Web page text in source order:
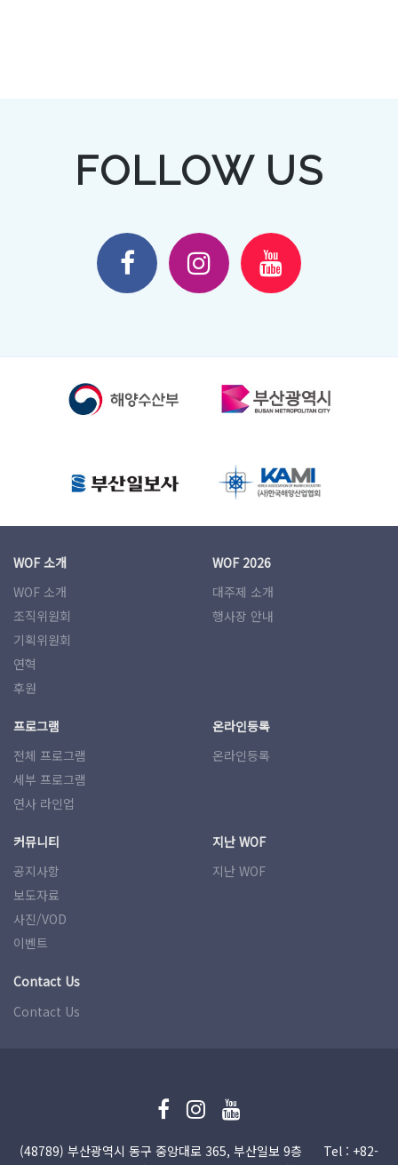
FOLLOW US
WOF 소개
WOF 소개
조직위원회
기획위원회
연혁
후원
WOF 2026
대주제 소개
행사장 안내
프로그램
전체 프로그램
세부 프로그램
연사 라인업
온라인등록
온라인등록
커뮤니티
공지사항
보도자료
사진/VOD
이벤트
지난 WOF
지난 WOF
Contact Us
Contact Us
(48789) 부산광역시 동구 중앙대로 365, 부산일보 9층
Tel : +82-